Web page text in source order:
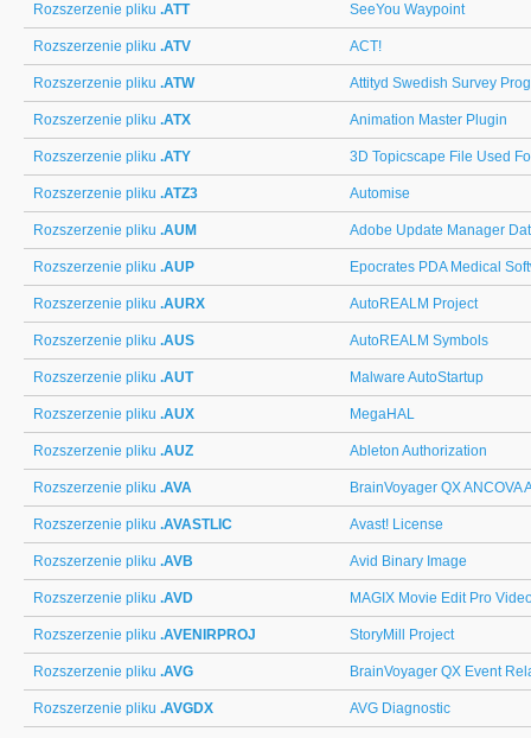
Rozszerzenie pliku .ATT SeeYou Waypoint
Rozszerzenie pliku .ATV ACT!
Rozszerzenie pliku .ATW Attityd Swedish Survey
Rozszerzenie pliku .ATX Animation Master Plugin
Rozszerzenie pliku .ATY 3D Topicscape File Used
Rozszerzenie pliku .ATZ3 Automise
Rozszerzenie pliku .AUM Adobe Update Manager
Rozszerzenie pliku .AUP Epocrates PDA Medical
Rozszerzenie pliku .AURX AutoREALM Project
Rozszerzenie pliku .AUS AutoREALM Symbols
Rozszerzenie pliku .AUT Malware AutoStartup
Rozszerzenie pliku .AUX MegaHAL
Rozszerzenie pliku .AUZ Ableton Authorization
Rozszerzenie pliku .AVA BrainVoyager QX ANCOVA
Rozszerzenie pliku .AVASTLIC Avast! License
Rozszerzenie pliku .AVB Avid Binary Image
Rozszerzenie pliku .AVD MAGIX Movie Edit Pro
Rozszerzenie pliku .AVENIRPROJ StoryMill Project
Rozszerzenie pliku .AVG BrainVoyager QX Event
Rozszerzenie pliku .AVGDX AVG Diagnostic